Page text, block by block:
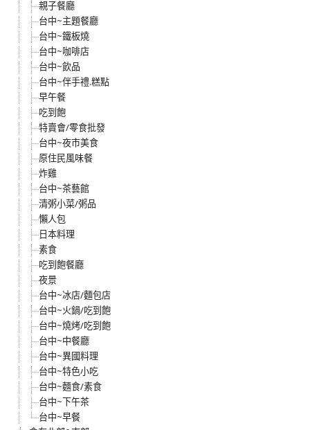
親子餐廳
台中~主題餐廳
台中~鐵板燒
台中~咖啡店
台中~飲品
台中~伴手禮.糕點
早午餐
吃到飽
特賣會/零食批發
台中~夜市美食
原住民風味餐
炸雞
台中~茶藝館
清粥小菜/粥品
懶人包
日本料理
素食
吃到飽餐廳
夜景
台中~冰店/麵包店
台中~火鍋/吃到飽
台中~燒烤/吃到飽
台中~中餐廳
台中~異國料理
台中~特色小吃
台中~麵食/素食
台中~下午茶
台中~早餐